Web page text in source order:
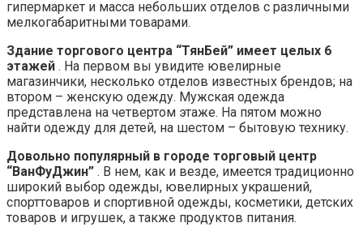
гипермаркет и масса небольших отделов с различными
мелкогабаритными товарами.
Здание торгового центра “ТянБей” имеет целых 6
этажей . На первом вы увидите ювелирные
магазинчики, несколько отделов известных брендов; на
втором – женскую одежду. Мужская одежда
представлена на четвертом этаже. На пятом можно
найти одежду для детей, на шестом – бытовую технику.
Довольно популярный в городе торговый центр
“ВанФуДжин” . В нем, как и везде, имеется традиционно
широкий выбор одежды, ювелирных украшений,
спорттоваров и спортивной одежды, косметики, детских
товаров и игрушек, а также продуктов питания.